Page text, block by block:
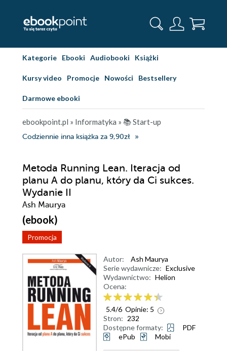
Kategorie Ebooki Audiobooki Książki
Kursy video Promocje Nowości Bestsellery
Darmowe ebooki
ebookpoint.pl » Informatyka » 📚 Start-up
Codziennie inna książka za 9,90zł
Metoda Running Lean. Iteracja od
planu A do planu, który da Ci sukces.
Wydanie II
Ash Maurya
(ebook)
Promocja
Autor:
Ash Maurya
Serie wydawnicze: Exclusive
Wydawnictwo: Helion
Ocena:
5.4/6 Opinie: 5
Stron: 232
Dostępne formaty:
PDF
ePub
Mobi